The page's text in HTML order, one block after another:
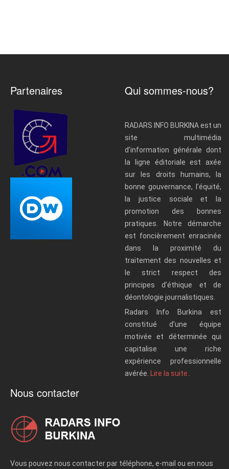
Partenaires Qui sommes-nous?
RADARS INFO BURKINA est un
site multimédia
d’information générale dont
la ligne éditoriale est axée
sur les droits humains, la
bonne gouvernance, l’équité,
la justice sociale et la
promotion des bonnes
pratiques. Notre démarche
est foncièrement enracinée
dans la proximité du
traitement des nouvelles et
le strict respect des
principes d’éthique et de
déontologie journalistiques.
Radars Info Burkina est
constitué d’une équipe
motivée et déterminée qui
capitalise une riche
expérience professionnelle
avérée. Lire la suite..
Nous contacter
Vous pouvez nous contacter par téléphone, e-mail ou en nous